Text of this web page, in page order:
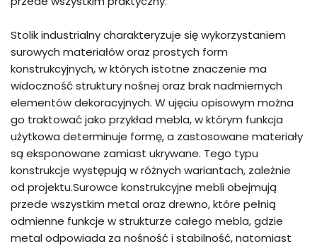
Stolik industrialny charakteryzuje się wykorzystaniem
surowych materiałów oraz prostych form
konstrukcyjnych, w których istotne znaczenie ma
widoczność struktury nośnej oraz brak nadmiernych
elementów dekoracyjnych. W ujęciu opisowym można
go traktować jako przykład mebla, w którym funkcja
użytkowa determinuje formę, a zastosowane materiały
są eksponowane zamiast ukrywane. Tego typu
konstrukcje występują w różnych wariantach, zależnie
od projektu.Surowce konstrukcyjne mebli obejmują
przede wszystkim metal oraz drewno, które pełnią
odmienne funkcje w strukturze całego mebla, gdzie
metal odpowiada za nośność i stabilność, natomiast